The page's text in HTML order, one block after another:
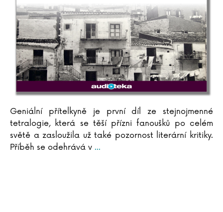
Arthur C. Clarke
Pierre Clostermann
Joel H. Cohen
Rowan Coleman
Christian Cornia
Bernard Cornwell
Jane Corryová
Gilles Delphine Cotteová
Matteo Crivellini
Iza Czajková
Karel Čapek
Geniální přítelkyně je první díl ze stejnojmenné
tetralogie, která se těší přízni fanoušků po celém
světě a zasloužila už také pozornost literární kritiky.
Příběh se odehrává v ...